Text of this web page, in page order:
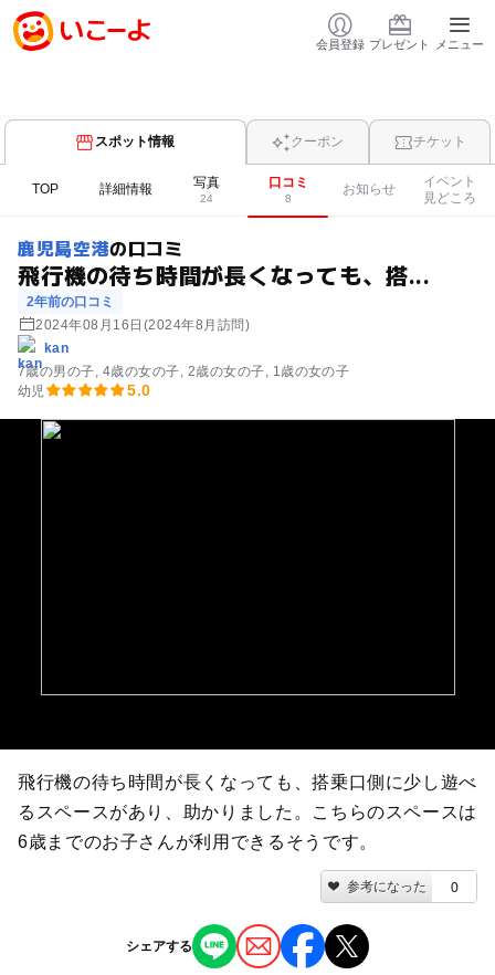
会員登録 プレゼント メニュー
スポット情報 クーポン チケット
TOP 詳細情報 写真
24
口コミ
8
お知らせ
イベント
見どころ
鹿児島空港の口コミ
飛行機の待ち時間が長くなっても、搭...
2年前の口コミ
2024年08月16日 (2024年8月訪問)
kan
7歳の男の子 4歳の女の子 2歳の女の子
1歳の女の子
幼児
5.0
飛行機の待ち時間が長くなっても、搭乗口側に少し遊べ
るスペースがあり、助かりました。こちらのスペースは
6歳までのお子さんが利用できるそうです。
参考になった 0
シェアする